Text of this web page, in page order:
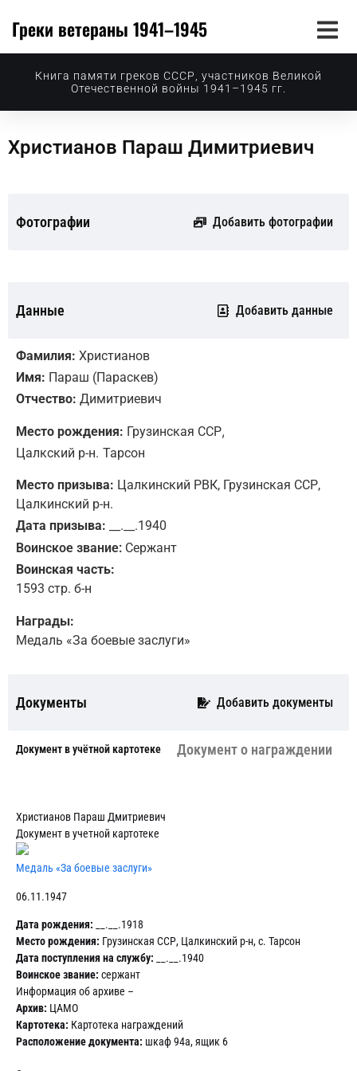
Греки ветераны 1941–1945
Книга памяти греков СССР, участников Великой
Отечественной войны 1941–1945 гг.
Христианов Параш Димитриевич
Фотографии Добавить фотографии
Данные Добавить данные
Фамилия: Христианов
Имя: Параш (Параскев)
Отчество: Димитриевич
Место рождения: Грузинская ССР,
Цалкский р-н. Тарсон
Место призыва: Цалкинский РВК, Грузинская ССР,
Цалкинский р-н.
Дата призыва: __.__.1940
Воинское звание: Сержант
Воинская часть:
1593 стр. б-н
Награды:
Медаль «За боевые заслуги»
Документы Добавить документы
Документ в учётной картотеке Документ о награждении
Христианов Параш Дмитриевич
Документ в учетной картотеке
Медаль «За боевые заслуги»
06.11.1947
Дата рождения: __.__.1918
Место рождения: Грузинская ССР, Цалкинский р-н, с. Тарсон
Дата поступления на службу: __.__.1940
Воинское звание: сержант
Информация об архиве –
Архив: ЦАМО
Картотека: Картотека награждений
Расположение документа: шкаф 94а, ящик 6